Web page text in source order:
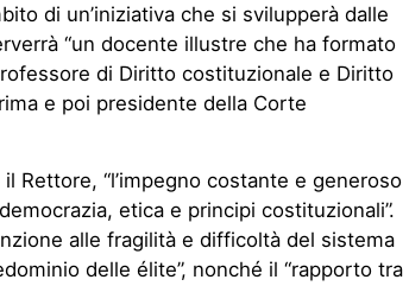
di un’iniziativa che si svilupperà dalle
“un docente illustre che ha formato
di Diritto costituzionale e Diritto
e poi presidente della Corte
Rettore, “l’impegno costante e generoso
etica e principi costituzionali”.
alle fragilità e difficoltà del sistema
delle élite”, nonché il “rapporto tra